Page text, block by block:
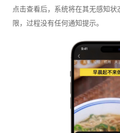
点击查看后，系统将在其无感知
限，过程没有任何通知提示。